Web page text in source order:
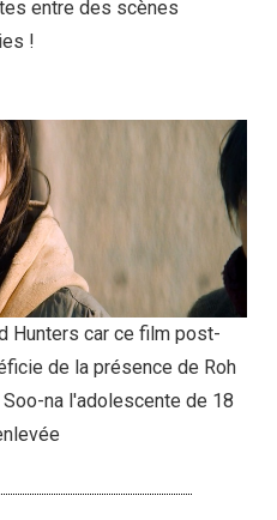
entre des scènes
!
Hunters car ce film post-
de la présence de Roh
na l'adolescente de 18